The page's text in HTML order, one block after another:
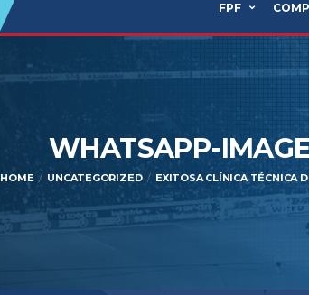
FPF
WHATSAPP-
HOME UNCATEGORIZED EXITOSA CLÍNICA TÉCNICA